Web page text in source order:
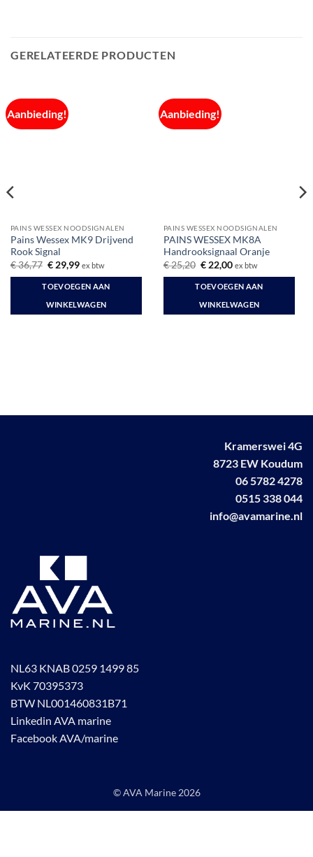
GERELATEERDE PRODUCTEN
Aanbieding!
PAINS WESSEX NOODSIGNALEN
Pains Wessex MK9 Drijvend
Rook Signal
€36,77 Oorspronkelijke
was:
€ 36,77.
€29,99Huidige
is:
€ 29,99.
ex btw
TOEVOEGEN AAN
WINKELWAGEN
Aanbieding!
PAINS WESSEX NOODSIGNALEN
PAINS WESSEX MK8A
Handrooksignaal Oranje
€25,20 Oorspronkelijke
was:
€ 25,20.
€22,00Huidige
is:
€ 22,00.
ex btw
TOEVOEGEN AAN
WINKELWAGEN
Kramerswei 4G
8723 EW Koudum
06 5782 4278
0515 338 044
info@avamarine.nl
NL63 KNAB 0259 1499 85
KvK 70395373
BTW NL001460831B71
Linkedin AVA marine
Facebook AVA/marine
© AVA Marine2026